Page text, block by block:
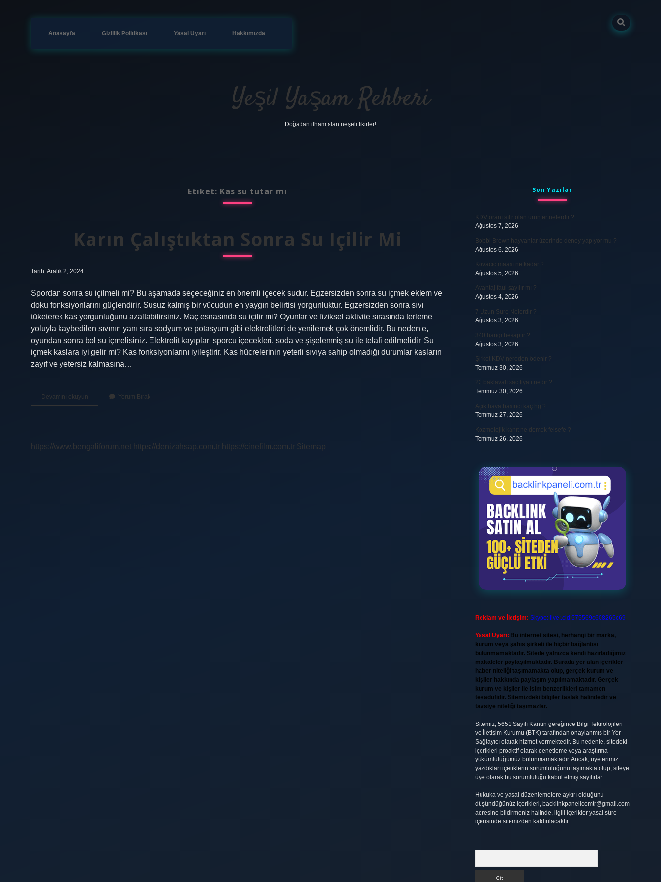
Anasayfa Gizlilik Politikası Yasal Uyarı Hakkımızda
Yeşil Yaşam Rehberi
Doğadan ilham alan neşeli fikirler!
Etiket: Kas su tutar mı
Karın Çalıştıktan Sonra Su Içilir Mi
Tarih: Aralık 2, 2024
Spordan sonra su içilmeli mi? Bu aşamada seçeceğiniz en önemli içecek sudur. Egzersizden sonra su içmek eklem ve
doku fonksiyonlarını güçlendirir. Susuz kalmış bir vücudun en yaygın belirtisi yorgunluktur. Egzersizden sonra sıvı
tüketerek kas yorgunluğunu azaltabilirsiniz. Maç esnasında su içilir mi? Oyunlar ve fiziksel aktivite sırasında terleme
yoluyla kaybedilen sıvının yanı sıra sodyum ve potasyum gibi elektrolitleri de yenilemek çok önemlidir. Bu nedenle,
oyundan sonra bol su içmelisiniz. Elektrolit kayıpları sporcu içecekleri, soda ve şişelenmiş su ile telafi edilmelidir. Su
içmek kaslara iyi gelir mi? Kas fonksiyonlarını iyileştirir. Kas hücrelerinin yeterli sıvıya sahip olmadığı durumlar kasların
zayıf ve yetersiz kalmasına…
Devamını okuyun
Çalıştıktan
Yorum Bırak
https://www.bengaliforum.net https://denizahsap.com.tr https://cinefilm.com.tr Sitemap
SidebarSon Yazılar
KDV oranı sıfır olan ürünler nelerdir ?
Ağustos 7, 2026
Bobbi Brown hayvanlar üzerinde deney yapıyor mu ?
Ağustos 6, 2026
Kovacic maaşı ne kadar ?
Ağustos 5, 2026
Avantaj faul sayılır mı ?
Ağustos 4, 2026
7 Uzun Sure Nelerdir ?
Ağustos 3, 2026
340 hangi hesaptır ?
Ağustos 3, 2026
Şirket KDV nereden ödenir ?
Temmuz 30, 2026
23 baklavalı sac fiyatı nedir ?
Temmuz 30, 2026
Açık hava basıncı kaç hg ?
Temmuz 27, 2026
Kozmolojik kanıt ne demek felsefe ?
Temmuz 26, 2026
Reklam ve İletişim: Skype: live:.cid.575569c608265c69
Yasal Uyarı: Bu internet sitesi, herhangi bir marka,
kurum veya şahıs şirketi ile hiçbir bağlantısı
bulunmamaktadır. Sitede yalnızca kendi hazırladığımız
makaleler paylaşılmaktadır. Burada yer alan içerikler
haber niteliği taşımamakta olup, gerçek kurum ve
kişiler hakkında paylaşım yapılmamaktadır. Gerçek
kurum ve kişiler ile isim benzerlikleri tamamen
tesadüfidir. Sitemizdeki bilgiler taslak halindedir ve
tavsiye niteliği taşımazlar.
Sitemiz, 5651 Sayılı Kanun gereğince Bilgi Teknolojileri
ve İletişim Kurumu (BTK) tarafından onaylanmış bir Yer
Sağlayıcı olarak hizmet vermektedir. Bu nedenle, sitedeki
içerikleri proaktif olarak denetleme veya araştırma
yükümlülüğümüz bulunmamaktadır. Ancak, üyelerimiz
yazdıkları içeriklerin sorumluluğunu taşımakta olup, siteye
üye olarak bu sorumluluğu kabul etmiş sayılırlar.
Hukuka ve yasal düzenlemelere aykırı olduğunu
düşündüğünüz içerikleri, backlinkpanelicomtr@gmail.com
adresine bildirmeniz halinde, ilgili içerikler yasal süre
içerisinde sitemizden kaldırılacaktır.